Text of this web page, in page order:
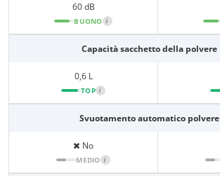
60 dB
BUONO i
Capacità sacchetto della polvere
0,6 L
TOP i
Svuotamento automatico polvere
No
MEDIO i